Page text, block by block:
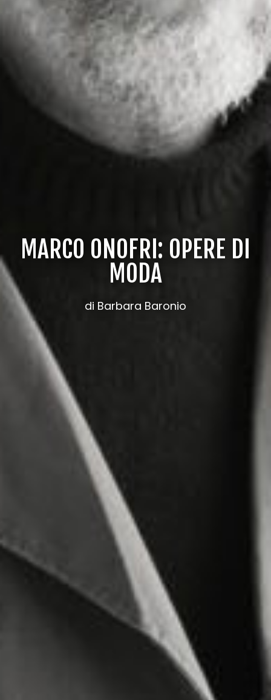
MARCO ONOFRI: OPERE DI
MODA
di Barbara Baronio